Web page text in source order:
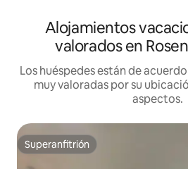
Alojamientos
valorados en
Los huéspedes están de
muy valoradas por su
aspectos.
Superanfitrión
Superanfitrión